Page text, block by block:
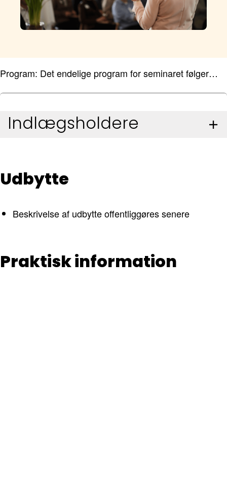
Program: Det endelige program for seminaret følger…
Indlægsholdere
Udbytte
Beskrivelse af udbytte offentliggøres senere
Praktisk information